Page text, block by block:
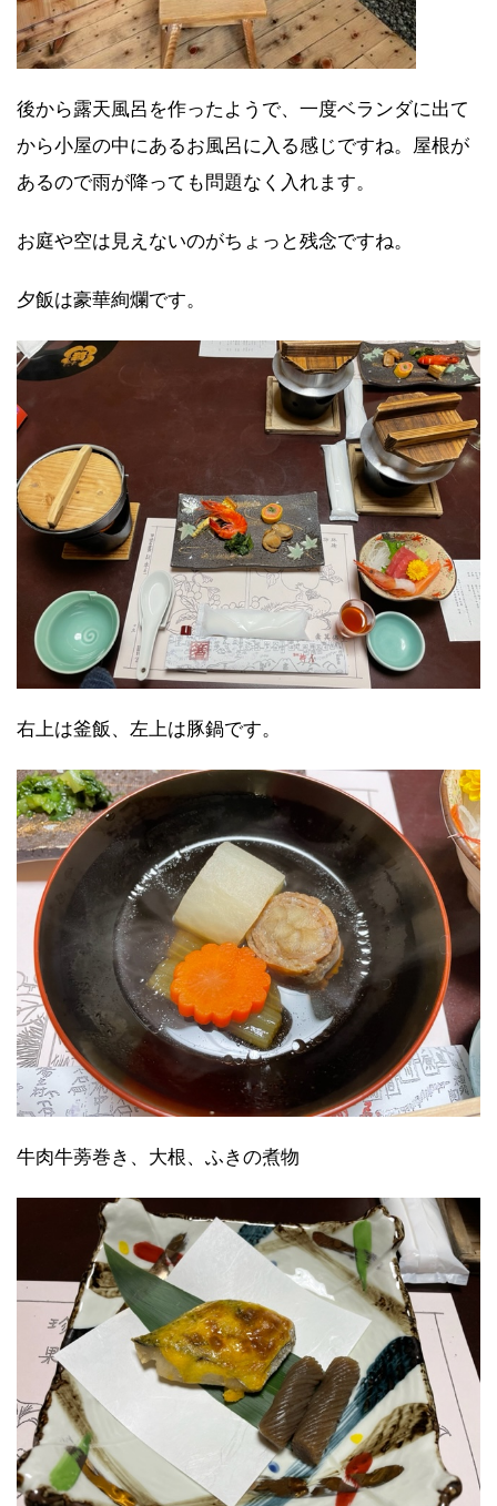
後から露天風呂を作ったようで、一度ベランダに出て
から小屋の中にあるお風呂に入る感じですね。屋根が
あるので雨が降っても問題なく入れます。
お庭や空は見えないのがちょっと残念ですね。
夕飯は豪華絢爛です。
右上は釜飯、左上は豚鍋です。
牛肉牛蒡巻き、大根、ふきの煮物